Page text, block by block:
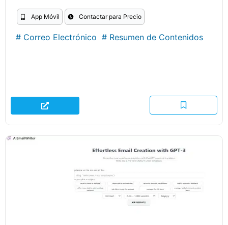
App Móvil Contactar para Precio
# Correo Electrónico # Resumen de Contenidos